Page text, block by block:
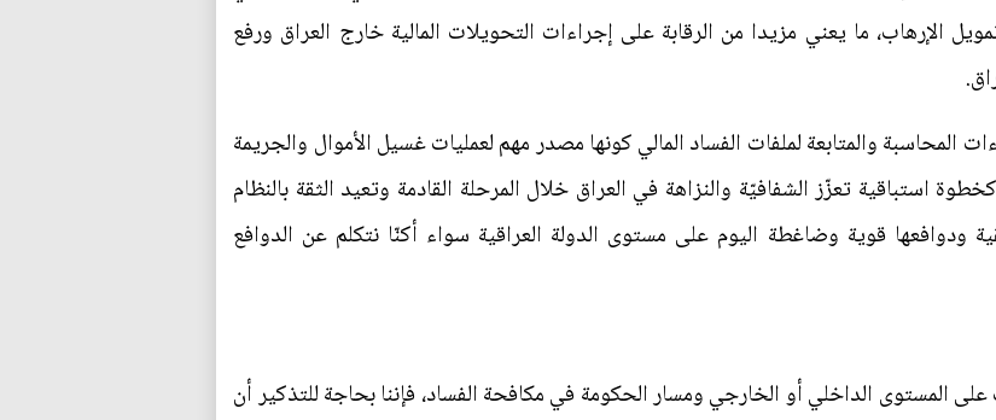
الإرهاب، ما يعني مزيدا من الرقابة على إجراءات التحويلات المالية خارج العراق ورفع
المحاسبة والمتابعة لملفات الفساد المالي كونها مصدر مهم لعمليات غسيل الأموال والجريمة
استباقية تعزّز الشفافيّة والنزاهة في العراق خلال المرحلة القادمة وتعيد الثقة بالنظام
ودوافعها قوية وضاغطة اليوم على مستوى الدولة العراقية سواء أكنّا نتكلم عن الدوافع
المستوى الداخلي أو الخارجي ومسار الحكومة في مكافحة الفساد، فإننا بحاجة للتذكير أن